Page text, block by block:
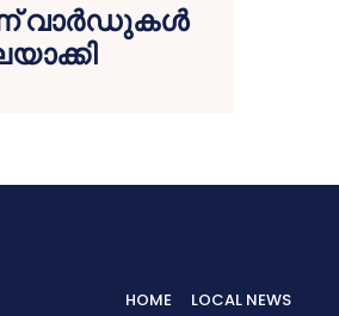
വാർഡുകൾ
HOME
LOCAL NEWS